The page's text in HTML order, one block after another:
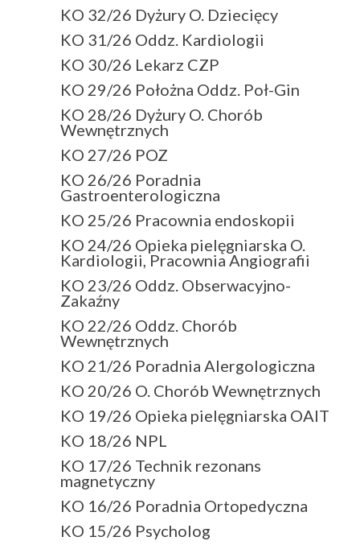
KO 32/26 Dyżury O. Dziecięcy
KO 31/26 Oddz. Kardiologii
KO 30/26 Lekarz CZP
KO 29/26 Położna Oddz. Poł-Gin
KO 28/26 Dyżury O. Chorób
Wewnętrznych
KO 27/26 POZ
KO 26/26 Poradnia
Gastroenterologiczna
KO 25/26 Pracownia endoskopii
KO 24/26 Opieka pielęgniarska O.
Kardiologii, Pracownia Angiografii
KO 23/26 Oddz. Obserwacyjno-
Zakaźny
KO 22/26 Oddz. Chorób
Wewnętrznych
KO 21/26 Poradnia Alergologiczna
KO 20/26 O. Chorób Wewnętrznych
KO 19/26 Opieka pielęgniarska OAIT
KO 18/26 NPL
KO 17/26 Technik rezonans
magnetyczny
KO 16/26 Poradnia Ortopedyczna
KO 15/26 Psycholog